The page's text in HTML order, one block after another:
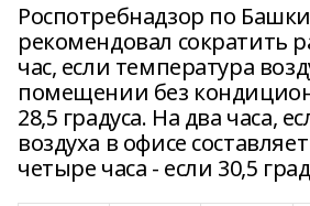
Роспотребнадзор по
рекомендовал сократить
час, если температура
помещении без
28,5 градуса. На два часа,
воздуха в офисе
четыре часа - если 30,5